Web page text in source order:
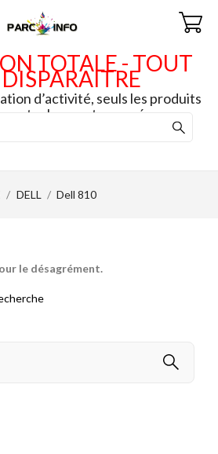
TOTALE - TOUT
d’activité, seuls les produits
stock seront envoyés.
DELL Dell 810
le désagrément.